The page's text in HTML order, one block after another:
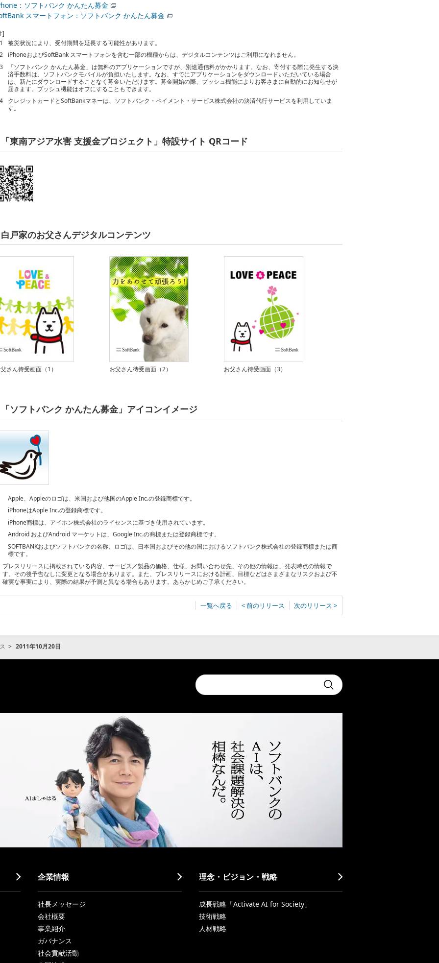
：ソフトバンク かんたん募金
スマートフォン：ソフトバンク かんたん募金
]
被災状況により、受付期間を延長する可能性があります。
iPhoneおよびSoftBank スマートフォンを含む一部の機種からは、デジタルコンテンツはご利用になれません。
「ソフトバンク かんたん募金」は無料のアプリケーションですが、別途通信料がかかります。なお、寄付する際に発生する決
済手数料は、ソフトバンクモバイルが負担いたします。なお、すでにアプリケーションをダウンロードいただいている場合
は、新たにダウンロードすることなく募金いただけます。募金開始の際、プッシュ機能によりお客さまに自動的にお知らせが
届きます。プッシュ機能はオフにすることもできます。
クレジットカードとSoftBankマネーは、ソフトバンク・ペイメント・サービス株式会社の決済代行サービスを利用していま
す。
「東南アジア水害 支援金プロジェクト」特設サイト QRコード
白戸家のお父さんデジタルコンテンツ
さん待受画面（1） お父さん待受画面（2） お父さん待受画面（3）
「ソフトバンク かんたん募金」アイコンイメージ
Apple、Appleのロゴは、米国および他国のApple Inc.の登録商標です。
iPhoneはApple Inc.の登録商標です。
iPhone商標は、アイホン株式会社のライセンスに基づき使用されています。
Android およびAndroid マーケットは、Google Inc.の商標または登録商標です。
SOFTBANKおよびソフトバンクの名称、ロゴは、日本国およびその他の国におけるソフトバンク株式会社の登録商標または商
標です。
プレスリリースに掲載されている内容、サービス／製品の価格、仕様、お問い合わせ先、その他の情報は、発表時点の情報で
す。その後予告なしに変更となる場合があります。また、プレスリリースにおける計画、目標などはさまざまなリスクおよび不
確実な事実により、実際の結果が予測と異なる場合もあります。あらかじめご了承ください。
一覧へ戻る < 前のリリース 次のリリース >
2011年10月20日
Conduct
a
search
Submit
企業情報
社長メッセージ
会社概要
事業紹介
ガバナンス
社会貢献活動
理念・ビジョン・戦略
成長戦略「Activate AI for Society」
技術戦略
人材戦略